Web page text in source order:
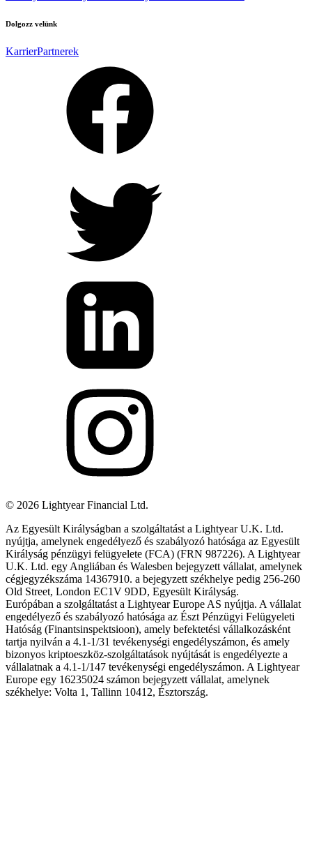
Dolgozz velünk
KarrierPartnerek
© 2026 Lightyear Financial Ltd.
Az Egyesült Királyságban a szolgáltatást a Lightyear U.K. Ltd.
nyújtja, amelynek engedélyező és szabályozó hatósága az Egyesült
Királyság pénzügyi felügyelete (FCA) (FRN 987226). A Lightyear
U.K. Ltd. egy Angliában és Walesben bejegyzett vállalat, amelynek
cégjegyzékszáma 14367910. a bejegyzett székhelye pedig 256-260
Old Street, London EC1V 9DD, Egyesült Királyság.
Európában a szolgáltatást a Lightyear Europe AS nyújtja. A vállalat
engedélyező és szabályozó hatósága az Észt Pénzügyi Felügyeleti
Hatóság (Finantsinspektsioon), amely befektetési vállalkozásként
tartja nyilván a 4.1-1/31 tevékenységi engedélyszámon, és amely
bizonyos kriptoeszköz-szolgáltatások nyújtását is engedélyezte a
vállalatnak a 4.1-1/147 tevékenységi engedélyszámon. A Lightyear
Europe egy 16235024 számon bejegyzett vállalat, amelynek
székhelye: Volta 1, Tallinn 10412, Észtország.